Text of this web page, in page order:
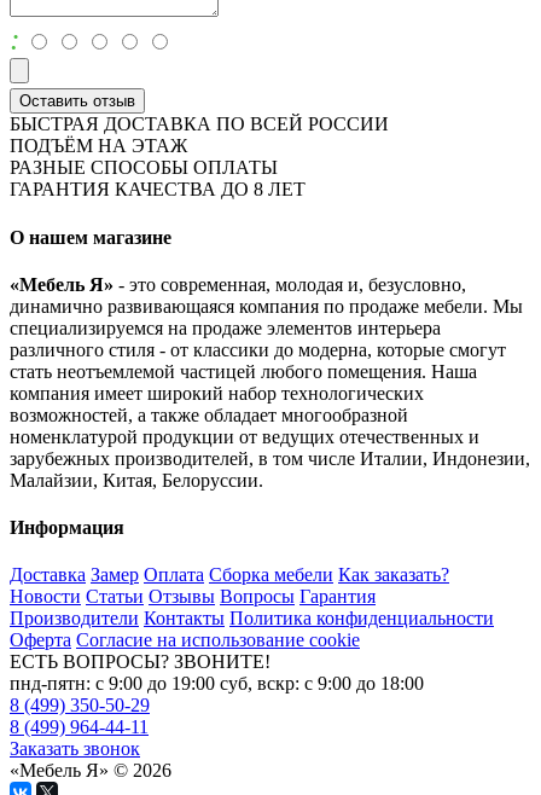
:
Оставить отзыв
БЫСТРАЯ ДОСТАВКА ПО ВСЕЙ РОССИИ
ПОДЪЁМ НА ЭТАЖ
РАЗНЫЕ СПОСОБЫ ОПЛАТЫ
ГАРАНТИЯ КАЧЕСТВА ДО 8 ЛЕТ
О нашем магазине
«Мебель Я» - это современная, молодая и, безусловно,
динамично развивающаяся компания по продаже мебели. Мы
специализируемся на продаже элементов интерьера
различного стиля - от классики до модерна, которые смогут
стать неотъемлемой частицей любого помещения. Наша
компания имеет широкий набор технологических
возможностей, а также обладает многообразной
номенклатурой продукции от ведущих отечественных и
зарубежных производителей, в том числе Италии, Индонезии,
Малайзии, Китая, Белоруссии.
Информация
Доставка Замер Оплата Сборка мебели Как заказать?
Новости Статьи Отзывы Вопросы Гарантия
Производители Контакты Политика конфиденциальности
Оферта Согласие на использование cookie
ЕСТЬ ВОПРОСЫ? ЗВОНИТЕ!
пнд-пятн: с 9:00 до 19:00 суб, вскр: с 9:00 до 18:00
8 (499) 350-50-29
8 (499) 964-44-11
Заказать звонок
«Мебель Я» © 2026